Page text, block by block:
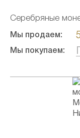
Серебряные
Мы продаем:
Мы покупаем: